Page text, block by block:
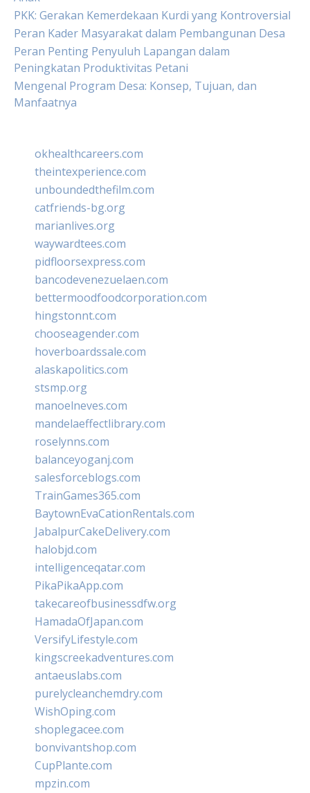
PKK: Gerakan Kemerdekaan Kurdi yang Kontroversial
Peran Kader Masyarakat dalam Pembangunan Desa
Peran Penting Penyuluh Lapangan dalam
Peningkatan Produktivitas Petani
Mengenal Program Desa: Konsep, Tujuan, dan
Manfaatnya
okhealthcareers.com
theintexperience.com
unboundedthefilm.com
catfriends-bg.org
marianlives.org
waywardtees.com
pidfloorsexpress.com
bancodevenezuelaen.com
bettermoodfoodcorporation.com
hingstonnt.com
chooseagender.com
hoverboardssale.com
alaskapolitics.com
stsmp.org
manoelneves.com
mandelaeffectlibrary.com
roselynns.com
balanceyoganj.com
salesforceblogs.com
TrainGames365.com
BaytownEvaCationRentals.com
JabalpurCakeDelivery.com
halobjd.com
intelligenceqatar.com
PikaPikaApp.com
takecareofbusinessdfw.org
HamadaOfJapan.com
VersifyLifestyle.com
kingscreekadventures.com
antaeuslabs.com
purelycleanchemdry.com
WishOping.com
shoplegacee.com
bonvivantshop.com
CupPlante.com
mpzin.com